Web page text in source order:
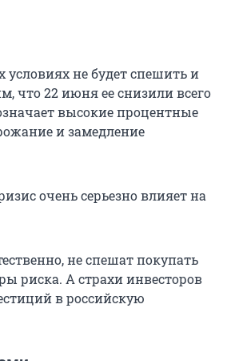
не будет спешить и
что 22 июня ее снизили всего
высокие процентные
и замедление
очень серьезно влияет на
не спешат покупать
риска. А страхи инвесторов
в российскую